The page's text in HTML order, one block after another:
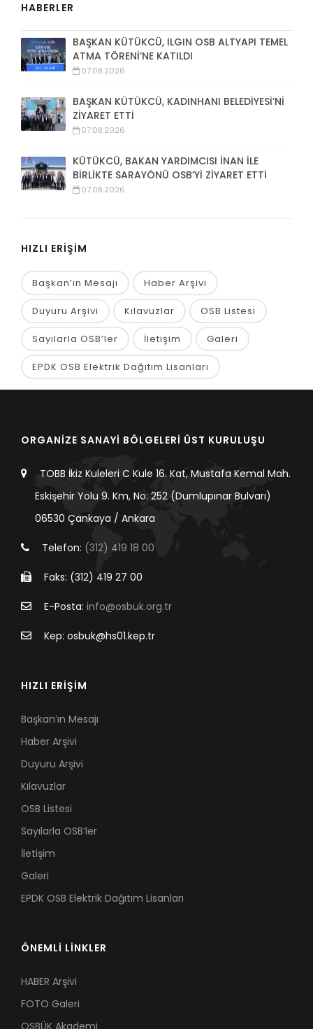
HABERLER
BAŞKAN KÜTÜKCÜ, ILGIN OSB ALTYAPI TEMEL
ATMA TÖRENİ’NE KATILDI
07.08.2026
BAŞKAN KÜTÜKCÜ, KADINHANI BELEDİYESİ’Nİ
ZİYARET ETTİ
07.08.2026
KÜTÜKCÜ, BAKAN YARDIMCISI İNAN İLE
BİRLİKTE SARAYÖNÜ OSB’Yİ ZİYARET ETTİ
07.08.2026
HIZLI ERİŞİM
Başkan’ın Mesajı Haber Arşivi
Duyuru Arşivi Kılavuzlar OSB Listesi
Sayılarla OSB’ler İletişim Galeri
EPDK OSB Elektrik Dağıtım Lisanları
ORGANİZE SANAYİ BÖLGELERİ ÜST KURULUŞU
TOBB İkiz Kuleleri C Kule 16. Kat, Mustafa Kemal Mah.
Eskişehir Yolu 9. Km, No: 252 (Dumlupınar Bulvarı)
06530 Çankaya / Ankara
Telefon: (312) 419 18 00
Faks: (312) 419 27 00
E-Posta: info@osbuk.org.tr
Kep: osbuk@hs01.kep.tr
HIZLI ERİŞİM
Başkan’ın Mesajı
Haber Arşivi
Duyuru Arşivi
Kılavuzlar
OSB Listesi
Sayılarla OSB’ler
İletişim
Galeri
EPDK OSB Elektrik Dağıtım Lisanları
ÖNEMLİ LİNKLER
HABER Arşivi
FOTO Galeri
OSBÜK Akademi